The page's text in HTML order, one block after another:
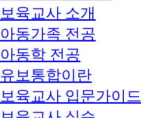
보육교사 소개
아동가족 전공
아동학 전공
유보통합이란
보육교사 입문가이드